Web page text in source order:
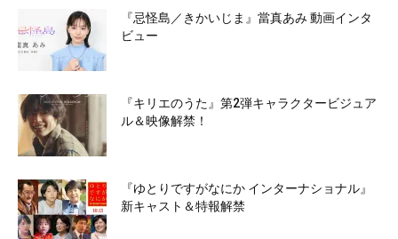
『忌怪島／きかいじま』當真あみ 動画インタ
ビュー
『キリエのうた』第2弾キャラクタービジュア
ル＆映像解禁！
『ゆとりですがなにか インターナショナル』
新キャスト＆特報解禁